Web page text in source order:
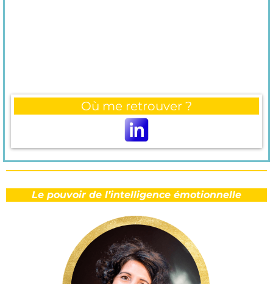
Où me retrouver ?
Le pouvoir de l’intelligence émotionnelle